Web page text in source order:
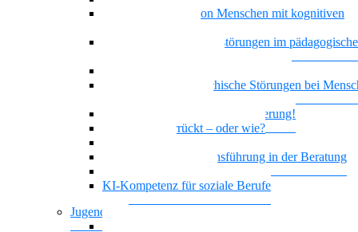
Alltagsbegleitung von Menschen mit kognitiven
Bindung und Bindungsstörungen im
Doppeldiagnose: psychische Störungen bei
Borderline und Geistige Behinderung!
Ist das jetzt verrückt – oder wie?
Motivierende Gesprächsführung in der Beratung
KI-Kompetenz für soziale Berufe
Jugendhilfe